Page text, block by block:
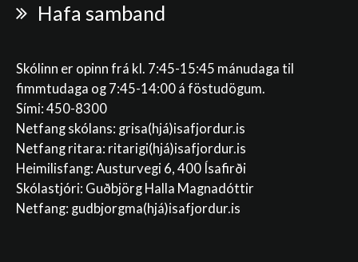
Hafa samband
Skólinn er opinn frá kl. 7:45-15:45 mánudaga til
fimmtudaga og 7:45-14:00 á föstudögum.
Sími: 450-8300
Netfang skólans: grisa(hjá)isafjordur.is
Netfang ritara: ritarigi(hjá)isafjordur.is
Heimilisfang: Austurvegi 6, 400 Ísafirði
Skólastjóri: Guðbjörg Halla Magnadóttir
Netfang: gudbjorgma(hjá)isafjordur.is